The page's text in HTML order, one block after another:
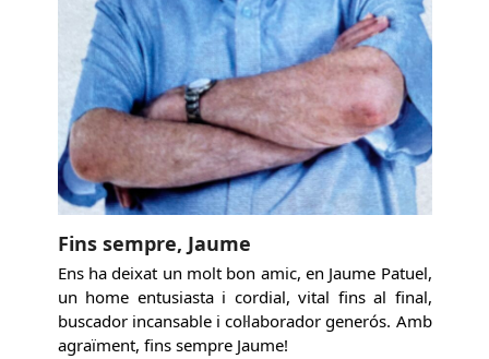
Fins sempre, Jaume
Ens ha deixat un molt bon amic, en Jaume Patuel,
un home entusiasta i cordial, vital fins al final,
buscador incansable i col·laborador generós. Amb
agraïment, fins sempre Jaume!